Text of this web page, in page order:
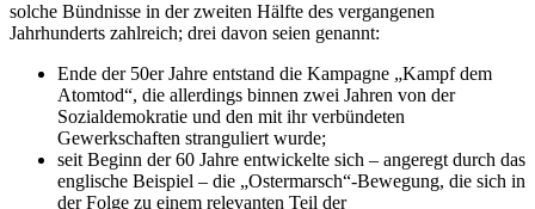
solche Bündnisse in der zweiten Hälfte des vergangenen
Jahrhunderts zahlreich; drei davon seien genannt:
Ende der 50er Jahre entstand die Kampagne „Kampf dem
Atomtod“, die allerdings binnen zwei Jahren von der
Sozialdemokratie und den mit ihr verbündeten
Gewerkschaften stranguliert wurde;
seit Beginn der 60 Jahre entwickelte sich – angeregt durch das
englische Beispiel – die „Ostermarsch“-Bewegung, die sich in
der Folge zu einem relevanten Teil der